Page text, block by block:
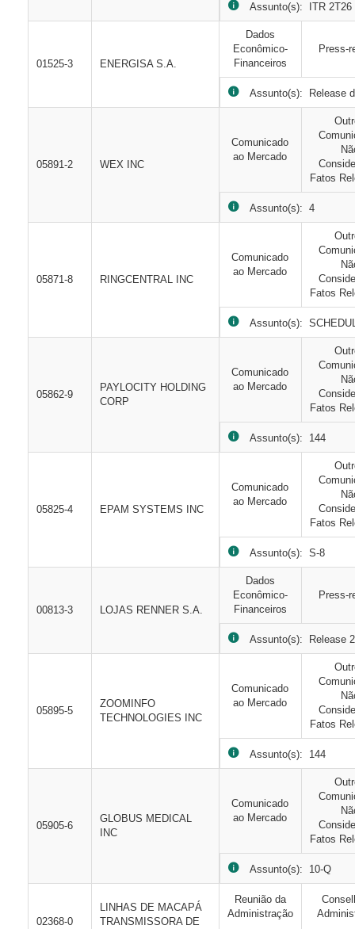
Assunto(s): ITR 2T26
01525-3 ENERGISA S.A.
Dados
Econômico-
Financeiros
Press-
Assunto(s): Release
05891-2 WEX INC
Comunicado
ao Mercado
Fatos
Assunto(s): 4
05871-8 RINGCENTRAL INC
Comunicado
ao Mercado
Fatos
Assunto(s):
05862-9
PAYLOCITY HOLDING
CORP
Comunicado
ao Mercado
Fatos
Assunto(s): 144
05825-4 EPAM SYSTEMS INC
Comunicado
ao Mercado
Fatos
Assunto(s): S-8
00813-3 LOJAS RENNER S.A.
Dados
Econômico-
Financeiros
Press-
Assunto(s): Release
05895-5
ZOOMINFO
TECHNOLOGIES INC
Comunicado
ao Mercado
Fatos
Assunto(s): 144
05905-6
GLOBUS MEDICAL
INC
Comunicado
ao Mercado
Fatos
Assunto(s): 10-Q
02368-0
LINHAS DE MACAPÁ
TRANSMISSORA DE
Reunião da
Administração